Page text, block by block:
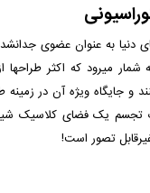
دنیا به عنوان عضوی
شمار میرود که اکثر طراح­ها
و جایگاه ویژه آن در
تجسم یک فضای
تصور است!